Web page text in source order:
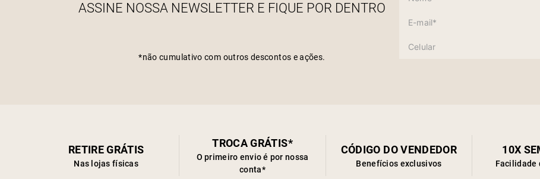
ASSINE NOSSA NEWSLETTER E FIQUE POR DENTRO
*não cumulativo com outros descontos e ações.
RETIRE GRÁTIS
Nas lojas físicas
TROCA GRÁTIS*
O primeiro envio é por nossa
conta*
CÓDIGO DO VENDEDOR
Benefícios exclusivos
10X
Facilidade